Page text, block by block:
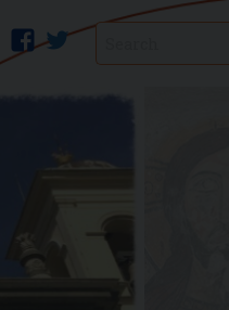
twitter
facebook